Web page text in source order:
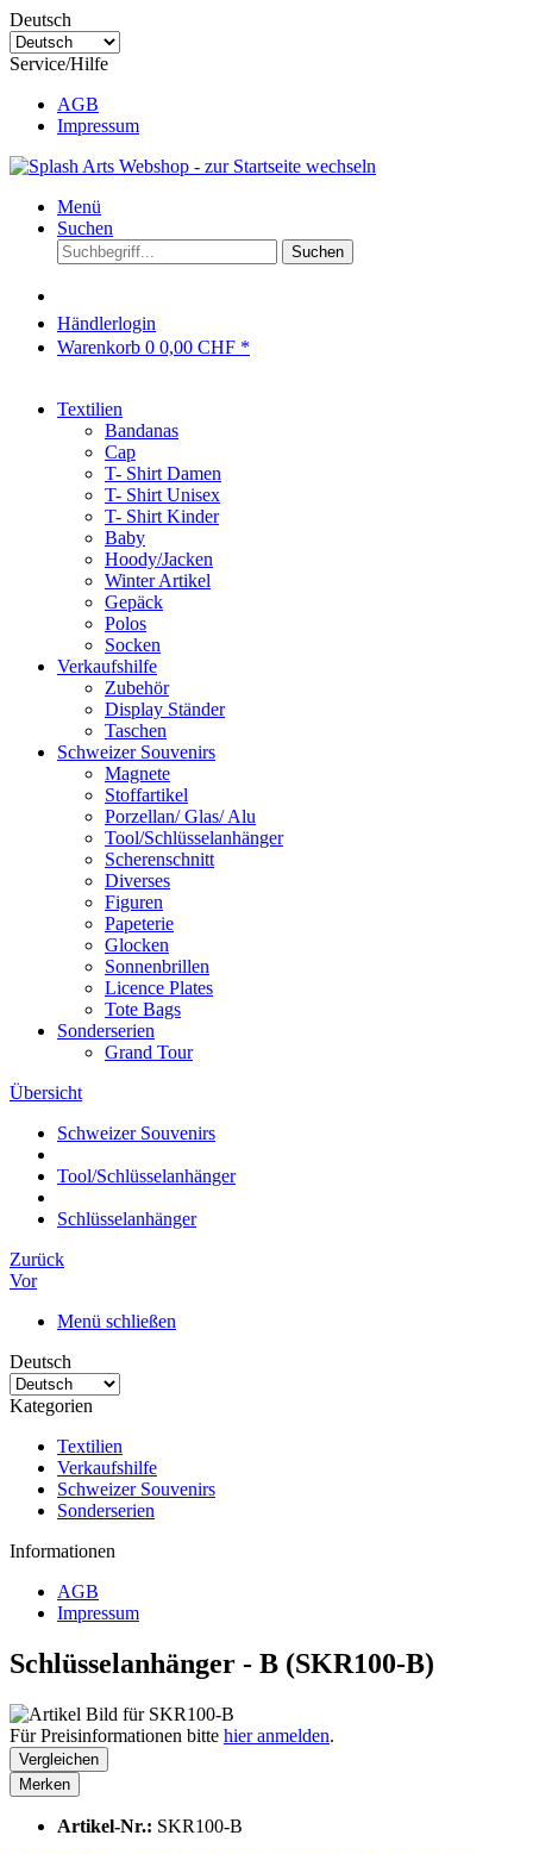
Deutsch
Service/Hilfe
AGB
Impressum
Menü
Suchen
Suchen
Händlerlogin
Warenkorb 0 0,00 CHF *
Textilien
Bandanas
Cap
T- Shirt Damen
T- Shirt Unisex
T- Shirt Kinder
Baby
Hoody/Jacken
Winter Artikel
Gepäck
Polos
Socken
Verkaufshilfe
Zubehör
Display Ständer
Taschen
Schweizer Souvenirs
Magnete
Stoffartikel
Porzellan/ Glas/ Alu
Tool/Schlüsselanhänger
Scherenschnitt
Diverses
Figuren
Papeterie
Glocken
Sonnenbrillen
Licence Plates
Tote Bags
Sonderserien
Grand Tour
Übersicht
Schweizer Souvenirs
Tool/Schlüsselanhänger
Schlüsselanhänger
Zurück
Vor
Menü schließen
Deutsch
Kategorien
Textilien
Verkaufshilfe
Schweizer Souvenirs
Sonderserien
Informationen
AGB
Impressum
Schlüsselanhänger - B (SKR100-B)
Für Preisinformationen bitte hier anmelden.
Vergleichen
Merken
Artikel-Nr.: SKR100-B